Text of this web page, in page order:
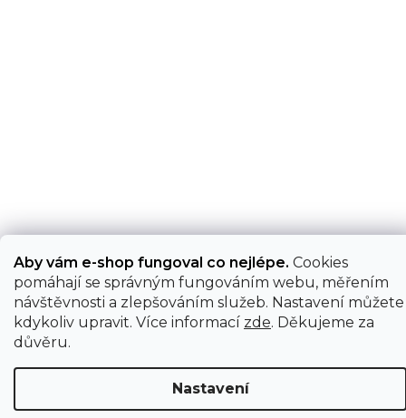
Aby vám e-shop fungoval co nejlépe. Cookies
pomáhají se správným fungováním webu, měřením
návštěvnosti a zlepšováním služeb. Nastavení můžete
kdykoliv upravit. Více informací zde. Děkujeme za
důvěru.
Nastavení